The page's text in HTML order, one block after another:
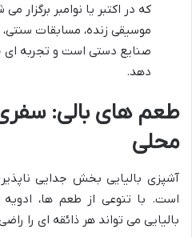
که در اکتبر یا نوامبر
موسیقی زنده، مسابقات
صنایع دستی است و تجربه ای
دهد.
طعم های بالی:
محلی
آشپزی بالیایی بخش جدایی
است. با تنوعی از طعم ها، ادویه
بالیایی می تواند هر ذائقه ای را